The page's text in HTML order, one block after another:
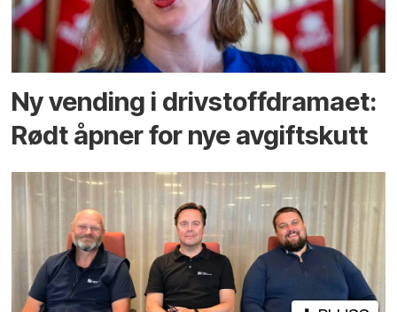
Ny vending i drivstoffdramaet:
Rødt åpner for nye avgiftskutt